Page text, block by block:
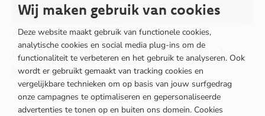
“Ik kan wel een boek schrijven over
motoren waarvan mensen niet wisten hoe
gevaarlijk ze waren”
Wij maken gebruik van cookies
Deze website maakt gebruik van functionele cookies,
analytische cookies en social media plug-ins om de
functionaliteit te verbeteren en het gebruik te analyseren. Ook
wordt er gebruikt gemaakt van tracking cookies en
vergelijkbare technieken om op basis van jouw surfgedrag
onze campagnes te optimaliseren en gepersonaliseerde
advertenties te tonen op en buiten ons domein. Cookies